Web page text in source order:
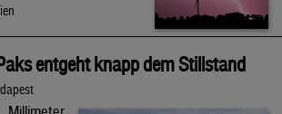
entgeht knapp dem Stillstand